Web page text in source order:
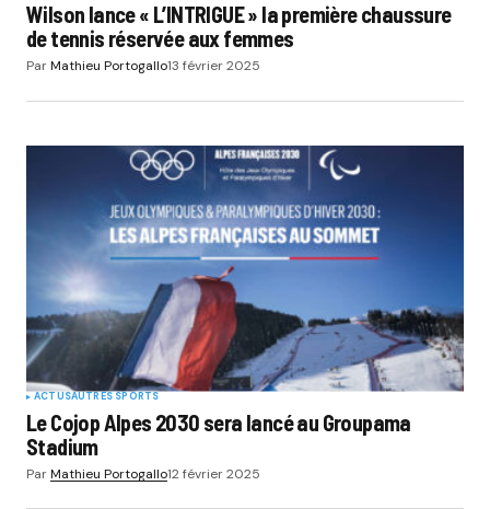
Wilson lance « L’INTRIGUE » la première chaussure
de tennis réservée aux femmes
ParMathieu Portogallo13 février 2025
ACTUSAUTRES SPORTS
Le Cojop Alpes 2030 sera lancé au Groupama
Stadium
ParMathieu Portogallo12 février 2025